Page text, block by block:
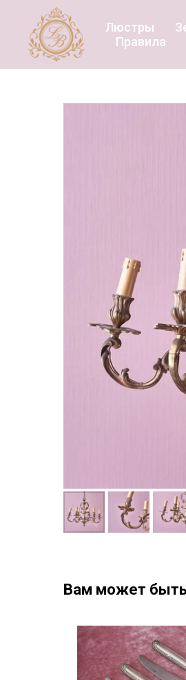
Люстры
Правила
Вам может быть